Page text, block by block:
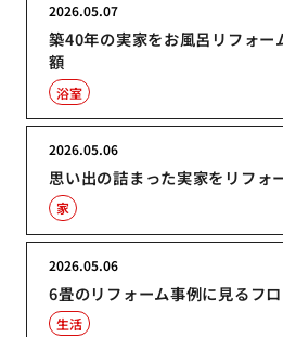
築40年の実家をお風呂リフォー
額
2026.05.07
浴室
思い出の詰まった実家をリフォ
2026.05.06
家
6畳のリフォーム事例に見るフ
2026.05.06
生活